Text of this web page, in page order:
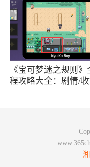
- 修复：经典
空空】会异常获得
- 修复：经典
很长的独门绝技
【PVP模式】
- 大耳火犬 4
《宝可梦迷之规则》
程攻略大全：剧情/